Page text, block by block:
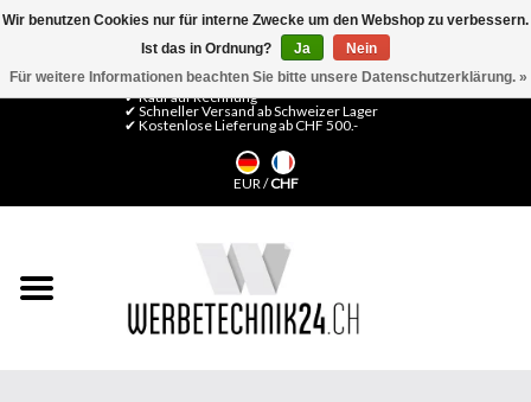
Mein Konto / Kundenkonto anlegen
✔ Kauf auf Rechnung
✔ Schneller Versand ab Schweizer Lager
✔ Kostenlose Lieferung ab CHF 500.-
EUR/CHF
Wir benutzen Cookies nur für interne Zwecke um den Webshop zu verbessern.
Ist das in Ordnung?
Ja
Nein
Für weitere Informationen beachten Sie bitte unsere Datenschutzerklärung. »